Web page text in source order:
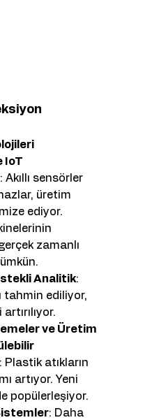
IoT
: Akıllı sensörler
üretim
ediyor.
zamanlı
Analitik:
tahmin ediliyor,
ve Üretim
Plastik atıkların
artıyor. Yeni
popülerleşiyor.
: Daha